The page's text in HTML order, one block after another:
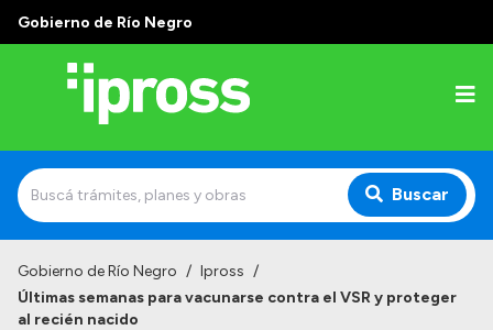
Gobierno de Río Negro
Buscar
Institucional
Gobierno de Río Negro / Ipross /
Últimas semanas para vacunarse contra el VSR y proteger
al recién nacido